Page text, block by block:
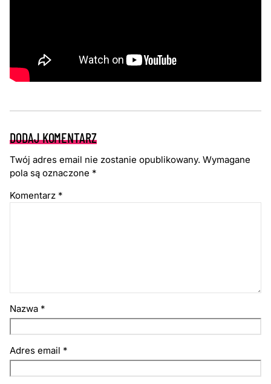
DODAJ KOMENTARZ
Twój adres email nie zostanie opublikowany. Wymagane
pola są oznaczone *
Komentarz *
Nazwa *
Adres email *